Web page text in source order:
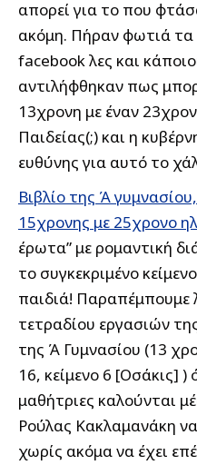
απορεί για το που
ακόμη. Πήραν φωτιά
facebook λες και
αντιλήφθηκαν πως
13χρονη με έναν
Παιδείας(;) και η
ευθύνης για αυτό το
Bιβλίο της Ά
15χρονης με 25χρονο
έρωτα” με ρομαντική
το συγκεκριμένο
παιδιά! Παραπέμπουμε
τετραδίου εργασιών
της Ά Γυμνασίου (13
16, κείμενο 6 [Οσάκις] )
μαθήτριες καλούνται
Ρούλας Κακλαμανάκη
χωρίς ακόμα να έχει